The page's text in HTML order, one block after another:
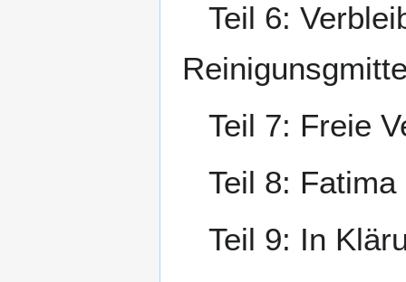
Teil 6:
Teil 7: Freie
Teil 8: Fatima
Teil 9: In